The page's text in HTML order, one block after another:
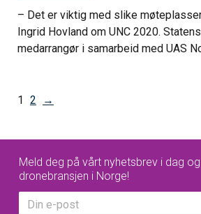
– Det er viktig med slike
Ingrid Hovland om UNC 2020.
medarrangør i samarbeid med UAS
1 2 →
Meld deg på vårt nyhetsbrev i dag
dronebransjen i Norge!